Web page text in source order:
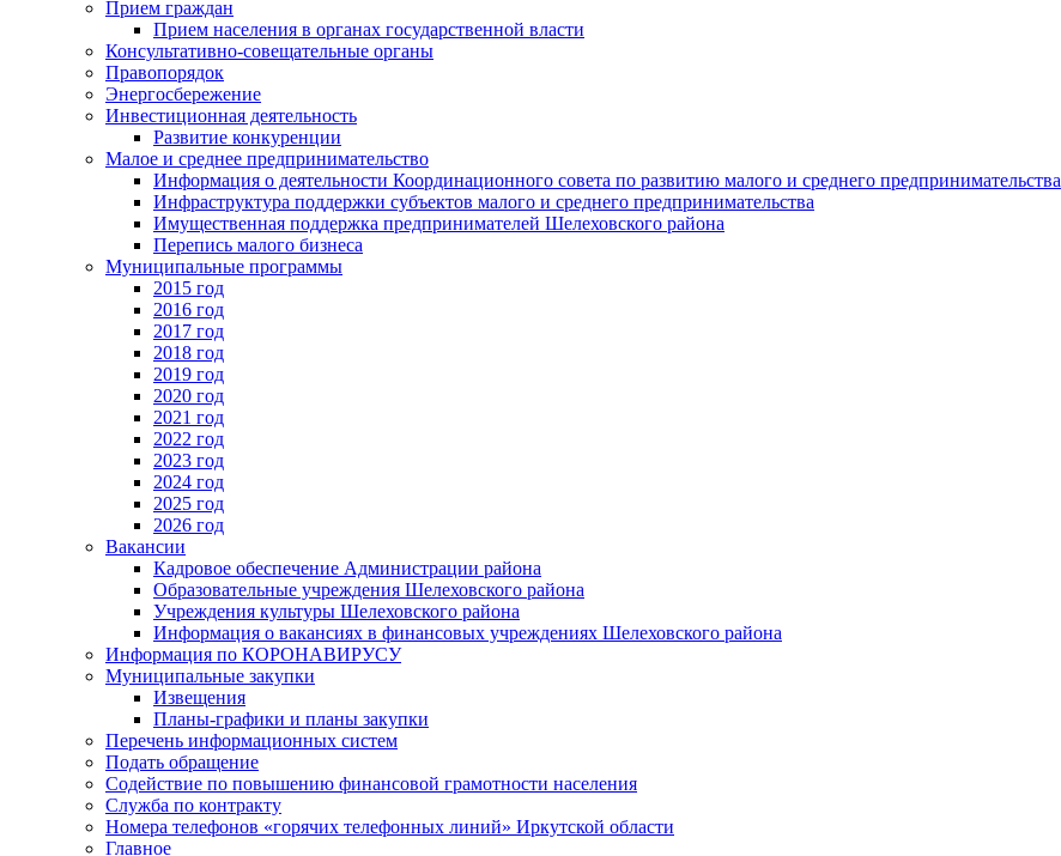
Прием граждан
Прием населения в органах государственной власти
Консультативно-совещательные органы
Правопорядок
Энергосбережение
Инвестиционная деятельность
Развитие конкуренции
Малое и среднее предпринимательство
Информация о деятельности Координационного совета по развитию малого и среднего предпринимательства
Инфраструктура поддержки субъектов малого и среднего предпринимательства
Имущественная поддержка предпринимателей Шелеховского района
Перепись малого бизнеса
Муниципальные программы
2015 год
2016 год
2017 год
2018 год
2019 год
2020 год
2021 год
2022 год
2023 год
2024 год
2025 год
2026 год
Вакансии
Кадровое обеспечение Администрации района
Образовательные учреждения Шелеховского района
Учреждения культуры Шелеховского района
Информация о вакансиях в финансовых учреждениях Шелеховского района
Информация по КОРОНАВИРУСУ
Муниципальные закупки
Извещения
Планы-графики и планы закупки
Перечень информационных систем
Подать обращение
Содействие по повышению финансовой грамотности населения
Служба по контракту
Номера телефонов «горячих телефонных линий» Иркутской области
Главное